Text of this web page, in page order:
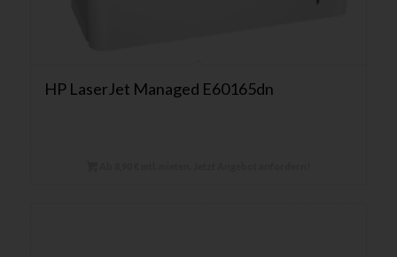
HP LaserJet Managed E60165dn